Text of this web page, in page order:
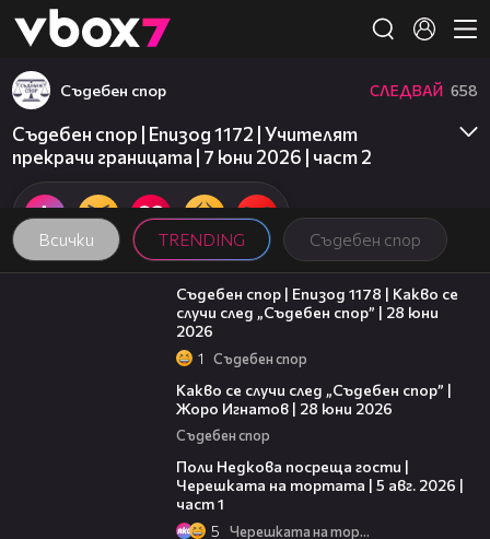
👾
Всички TRENDING Съдебен спор
Съдебен спор СЛЕДВАЙ 658
Съдебен спор | Епизод 1172 | Учителят
прекрачи границата | 7 юни 2026 | част 2
47:02
Съдебен спор | Епизод 1178 | Какво се
случи след „Съдебен спор” | 28 юни
2026
1 Съдебен спор
Какво се случи след „Съдебен спор” |
Жоро Игнатов | 28 юни 2026
Съдебен спор
Поли Недкова посреща гости |
Черешката на тортата | 5 авг. 2026 |
част 1
5 Черешката на тортата